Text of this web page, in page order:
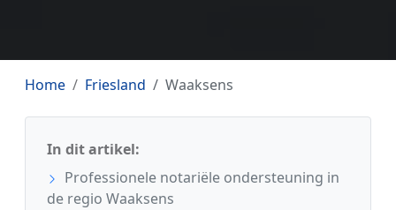
Home Friesland Waaksens
In dit artikel:
Professionele notariële ondersteuning in
de regio Waaksens